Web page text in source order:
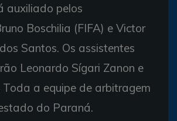
auxiliado pelos
Boschilia (FIFA) e Victor
Santos. Os assistentes
Leonardo Sígari Zanon e
Toda a equipe de arbitragem
do Paraná.